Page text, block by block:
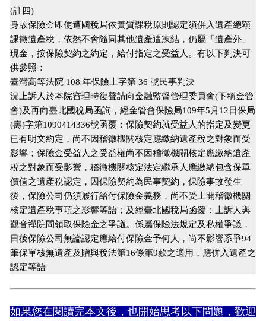
(註四)
身故保險金即使遭國稅局依實質課稅原則認定須併入遺產總額
課徵遺產稅，依然不會隨同其他遺產遭凍結，仍屬「遺產外」
現金，按保險契約之約定，給付指定之受益人。有以下判決可
供參照：
臺灣高等法院 108 年保險上字第 36 號民事判決
況上訴人於本院審理時復聲請向金融監督管理委員會(下稱金管
會)及再向臺北國稅局函詢，經金管會保險局109年5月12日保局
(壽)字第1090414336號函覆：保險契約就受益人的指定及變更
已有明文約定，尚不因稽徵機關核定應繳納遺產稅之對象而受
影響；保險金受益人之受益權尚不因稽徵機關核定應繳納遺產
稅之對象而受影響，稽徵機關核定法定繼承人應繳納包含保單
價值之遺產稅認定，因保險契約為民事契約，保險事故發生
後，保險公司仍須履行給付保險金義務，尚不受上開稽徵機關
核定遺產稅事項之影響等語；及經臺北國稅局函覆：上訴人與
觀音禪院間領取保險金之爭議。係屬保險法規定及私權爭議，
日後保險公司無論認定應給付保險金予何人，尚不影響系爭94
筆保單核無遺產及贈與稅法第16條第9款之適用，應併入遺產之
認定等語
如果您在閱讀完本文後，也開始思考以下問題，歡迎